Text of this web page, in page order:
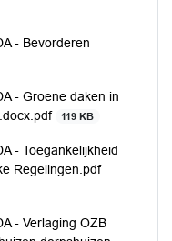
- Bevorderen
- Groene daken in
119 KB
- Toegankelijkheid
Regelingen.pdf
- Verlaging OZB